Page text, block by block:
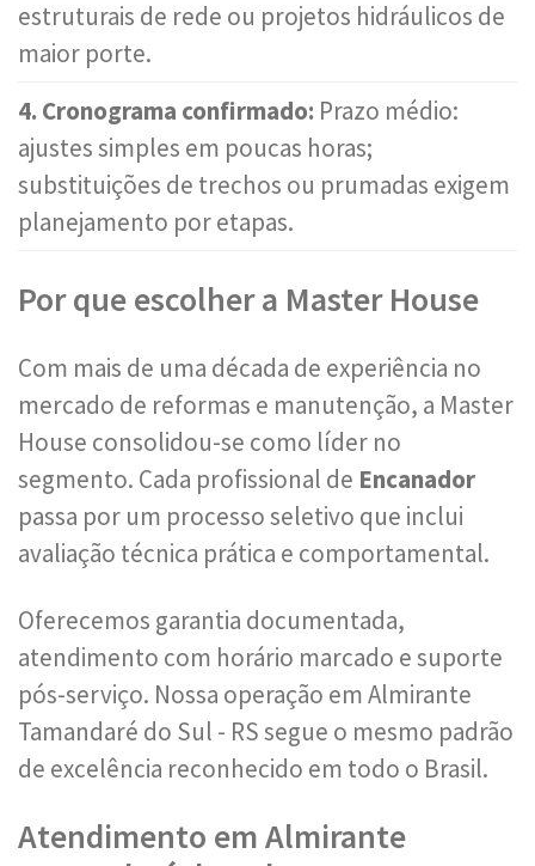
estruturais de rede ou projetos hidráulicos de
maior porte.
4. Cronograma confirmado: Prazo médio:
ajustes simples em poucas horas;
substituições de trechos ou prumadas exigem
planejamento por etapas.
Por que escolher a Master House
Com mais de uma década de experiência no
mercado de reformas e manutenção, a Master
House consolidou-se como líder no
segmento. Cada profissional de Encanador
passa por um processo seletivo que inclui
avaliação técnica prática e comportamental.
Oferecemos garantia documentada,
atendimento com horário marcado e suporte
pós-serviço. Nossa operação em Almirante
Tamandaré do Sul - RS segue o mesmo padrão
de excelência reconhecido em todo o Brasil.
Atendimento em Almirante